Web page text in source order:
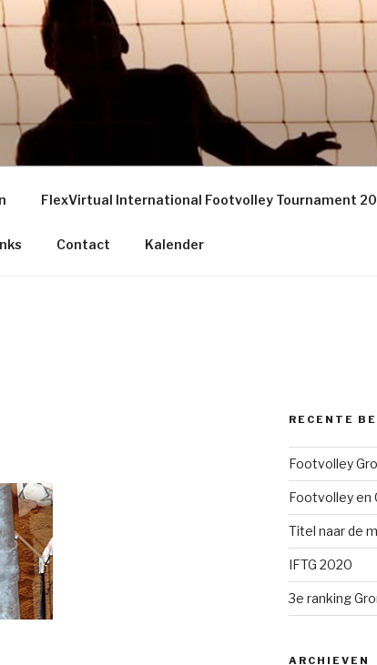
GRONINGEN –
FlexVirtual International Footvolley Tournament
Contact Kalender
RECENTE
Footvolley
Footvolley en
Titel naar de
IFTG 2020
3e ranking
ARCHIEVEN